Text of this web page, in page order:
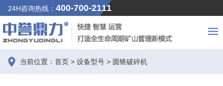
24H咨询热线： 400-700-2111
当前位置： 首页 > 设备型号 > 圆锥破碎机